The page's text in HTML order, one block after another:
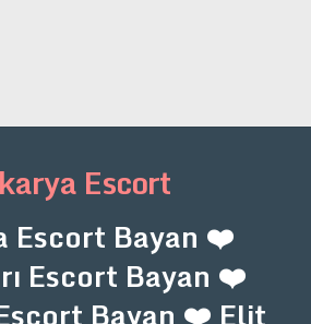
Escort
Escort Bayan ❤️
Escort Bayan ❤️
Bayan ❤️ Elit